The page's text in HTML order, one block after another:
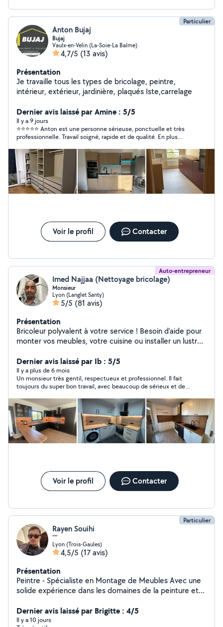
Particulier
Anton Bujaj
Bujaj
Vaulx-en-Velin (La-Soie-La Balme)
4,7/5 (13 avis)
Présentation
Je travaille tous les types de bricolage, peintre,
intérieur, extérieur, jardinière, plaqués Iste,carrelage
Dernier avis laissé par Amine : 5/5
Il y a 9 jours
⭐⭐⭐⭐⭐ Anton est une personne sérieuse, ponctuelle et très
professionnelle. Travail soigné, rapide et de qualité. En plus
hésitation !
Voir le profil Contacter
Auto-entrepreneur
Imed Najjaa (Nettoyage bricolage)
Monsieur
Lyon (Langlet Santy)
5/5 (81 avis)
Présentation
Bricoleur polyvalent à votre service ! Besoin d'aide pour
monter vos meubles, votre cuisine ou installer un lustre?
marques (IKEA, Conforama, Leroy Merlin) Montage et
installation de cuisines Installation de luminaires et
petits travaux de bricolage Soigneux, ponctuel et
expérimenté, je m'assure que tout soit fait
correctement et rapidement. Contactez-moi pour un
devis ou pour planifier votre projet !
Dernier avis laissé par Ib : 5/5
Il y a plus de 6 mois
Un monsieur très gentil, respectueux et professionnel. Il fait
toujours du super bon travail, avec beaucoup de sérieux et de
et de la qualité de son travail !
Voir le profil Contacter
Particulier
Rayen Souihi
´´´´´
Lyon (Trois-Gaules)
4,5/5 (17 avis)
Présentation
Peintre - Spécialiste en Montage de Meubles Avec une
solide expérience dans les domaines de la peinture et
qualité pour embellir vos espaces et installer vos
équipements avec soin et précision. Mes compétences
Dernier avis laissé par Brigitte : 4/5
Il y a 10 jours